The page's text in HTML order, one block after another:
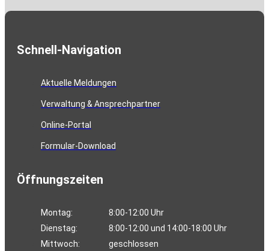
Schnell-Navigation
Aktuelle Meldungen
Verwaltung & Ansprechpartner
Online-Portal
Formular-Download
Öffnungszeiten
Montag:
8:00-12:00 Uhr
Dienstag:
8:00-12:00 und 14:00-18:00 Uhr
Mittwoch:
geschlossen